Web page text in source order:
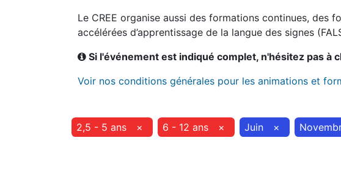
Le CREE organise aussi des formations continues, des
accélérées d’apprentissage de la langue des signes
Si l'événement est indiqué complet, n'hésitez pas à
Voir nos conditions générales pour les animations et
2,5 - 5 ans × 6 - 12 ans × Juin ×